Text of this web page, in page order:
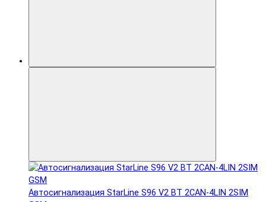
Автосигнализация StarLine S96 V2 BT 2CAN-4LIN 2SIM